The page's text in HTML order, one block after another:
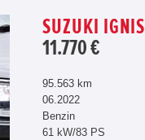
SUZUKI
11.770 €
95.563 km
06.2022
Benzin
61 kW/83 PS